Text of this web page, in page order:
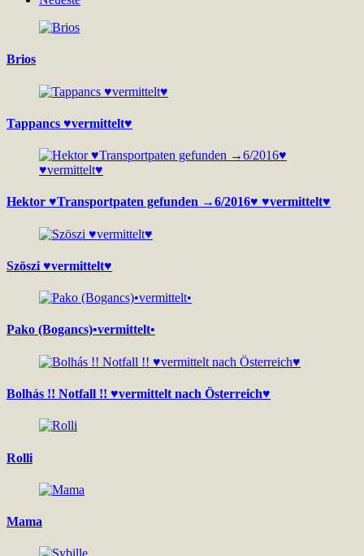
Brios
Tappancs ♥vermittelt♥
Hektor ♥Transportpaten gefunden →6/2016♥ ♥vermittelt♥
Szöszi ♥vermittelt♥
Pako (Bogancs)•vermittelt•
Bolhás !! Notfall !! ♥vermittelt nach Österreich♥
Rolli
Mama